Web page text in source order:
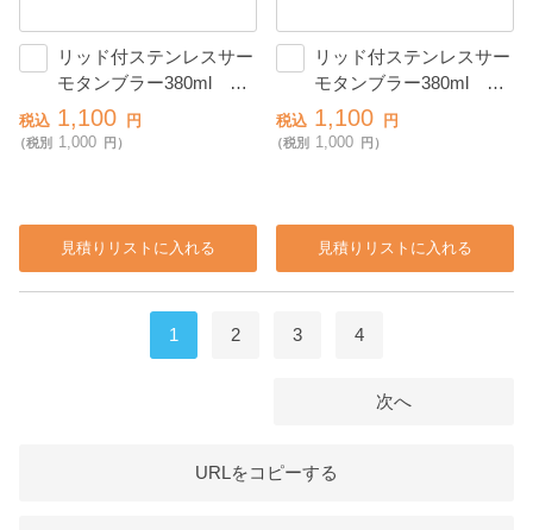
リッド付ステンレスサー
モタンブラー380ml ベ
ージュ
税込 1,100 円
（税別 1,000 円）
見積りリストに入れる
リッド付ステンレスサー
モタンブラー380ml ス
モークブルー
税込 1,100 円
（税別 1,000 円）
見積りリストに入れる
1 2 3 4
次へ
URLをコピーする